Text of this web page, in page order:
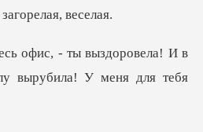
здоровела! И в
в